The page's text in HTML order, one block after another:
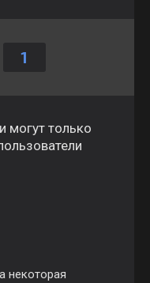
1
могут только
некоторая